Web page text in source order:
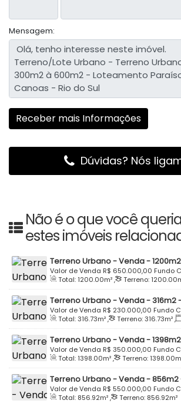
Mensagem:
Dúvidas? Nós
Não é o que você
estes imóveis
Terreno Urbano - Venda -
Rua Otwin Reblin - Fundo Canoas
R$ 650.000,00
Valor de Venda
Fundo
Santa Catarina, Brasil
Total:1200.00m², Terreno:1200.00
Terreno Urbano - Venda - 316m2
Hoffmann - Loteamento Paraíso
Lote 23 - Fundo Canoas - Rio do
R$ 230.000,00
Valor de Venda
Fundo
Santa Catarina, Brasil
Total:316.73m², Terreno:316.73m²,
Frente: 12.00m, Lado Direito: 26.39m,
26.39m
Terreno Urbano - Venda -
Oportunidade - Rua Ivete
Villa Verde - Fundo Canoas - Rio
R$ 350.000,00
Valor de Venda
Fundo
Santa Catarina, Brasil
Total:1398.00m², Terreno:1398.00
Terreno Urbano - Venda - 856m2
Desmembramento - Estrada Boa
Fundo Canoas - Rio do Sul
R$ 550.000,00
Valor de Venda
Fundo
Santa Catarina, Brasil
Total: 856.92m², Terreno: 856.92m²